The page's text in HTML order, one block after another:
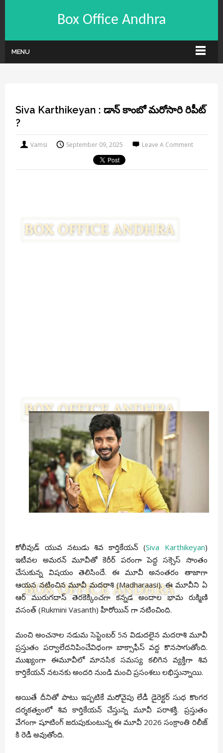
Box Office Andhra
MENU
Siva Karthikeyan : డాన్ కాంబో మరోసారి రిపీట్
?
Vamsi September 09, 2025 Leave A Comment
కోలీవుడ్ యువ నటుడు శివ కార్తికేయన్ (Siva Karthikeyan)
ఇటీవల అమరన్ మూవీతో కెరీర్ పరంగా పెద్ద సక్సెస్ సొంతం
చేసుకున్న విషయం తెలిసిందే. ఈ మూవీ అనంతరం తాజాగా
ఆయన నటించిన మూవీ మదరాశి (Madharaasi). ఈ మూవీని ఏ
ఆర్ మురుగదాస్ తెరకెక్కించగా కన్నడ అందాల భామ రుక్మిణి
వసంత్ (Rukmini Vasanth) హీరోయిన్ గా నటించింది.
మంచి అంచనాల నడుమ సెప్టెంబర్ 5న విడుదలైన మదరాశి మూవీ
ప్రస్తుతం పర్వాలేదనిపించేవిధంగా బాక్సాఫీస్ వద్ద కొనసాగుతోంది.
ముఖ్యంగా ఈమూవీలో మానసిక సమస్య కలిగిన వ్యక్తిగా శివ
కార్తికేయన్ నటనకు అందరి నుండి మంచి ప్రసంశలు లభిస్తున్నాయి.
అయితే దీనితో పాటు ఇప్పటికే మరోవైపు లేడీ డైరెక్టర్ సుధ కొంగర
దర్శకత్వంలో శివ కార్తికేయన్ చేస్తున్న మూవీ పరాశక్తి. ప్రస్తుతం
వేగంగా షూటింగ్ జరుపుకుంటున్న ఈ మూవీ 2026 సంక్రాంతి రిలీజ్
కి రెడీ అవుతోంది.